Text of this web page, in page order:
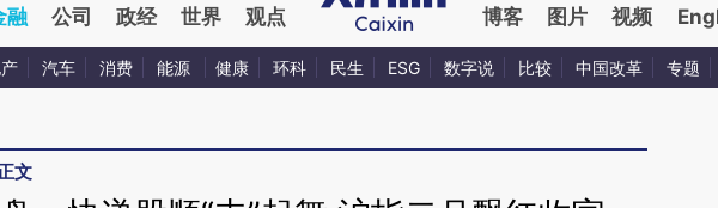
融 公司 政经 世界 观点 博客 图片 视频
汽车 消费 能源 健康 环科 民生 ESG 数字说 比较 中国改革 专题
文